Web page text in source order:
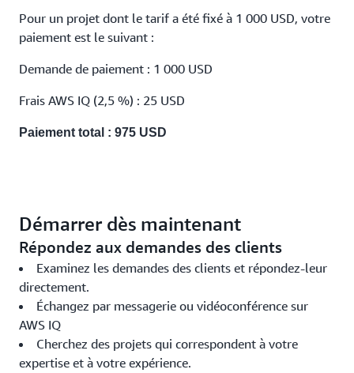
Pour un projet dont le tarif a été fixé à 1 000 USD, votre
paiement est le suivant :
Demande de paiement : 1 000 USD
Frais AWS IQ (2,5 %) : 25 USD
Paiement total : 975 USD
Démarrer dès maintenant
Répondez aux demandes des clients
Examinez les demandes des clients et répondez-leur
directement.
Échangez par messagerie ou vidéoconférence sur
AWS IQ
Cherchez des projets qui correspondent à votre
expertise et à votre expérience.